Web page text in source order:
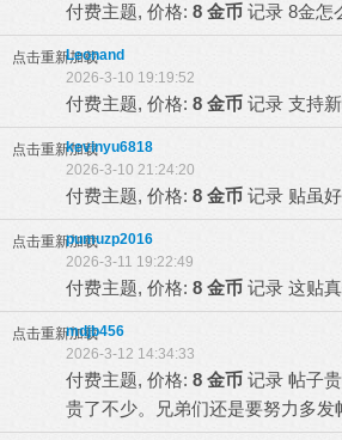
付费主题, 价格: 8 金币 记录 8金怎
点击重新加载
Leonand
2026-3-10 19:19:52
付费主题, 价格: 8 金币 记录 支持
点击重新加载kevinyu6818
2026-3-10 21:24:20
付费主题, 价格: 8 金币 记录 贴虽
点击重新加载pumuzp2016
2026-3-11 19:22:49
付费主题, 价格: 8 金币 记录 这贴
点击重新加载
mdjb456
2026-3-12 14:34:33
付费主题, 价格: 8 金币 记录 帖子
贵了不少。兄弟们还是要努力多发